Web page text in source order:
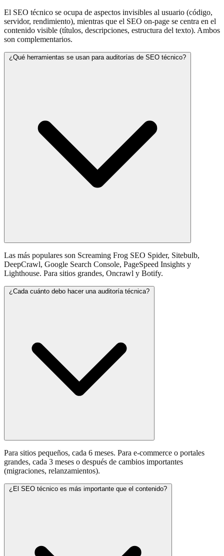
El SEO técnico se ocupa de aspectos invisibles al usuario (código,
servidor, rendimiento), mientras que el SEO on-page se centra en el
contenido visible (títulos, descripciones, estructura del texto). Ambos
son complementarios.
¿Qué herramientas se usan para auditorías de SEO técnico?
Las más populares son Screaming Frog SEO Spider, Sitebulb,
DeepCrawl, Google Search Console, PageSpeed Insights y
Lighthouse. Para sitios grandes, Oncrawl y Botify.
¿Cada cuánto debo hacer una auditoría técnica?
Para sitios pequeños, cada 6 meses. Para e-commerce o portales
grandes, cada 3 meses o después de cambios importantes
(migraciones, relanzamientos).
¿El SEO técnico es más importante que el contenido?